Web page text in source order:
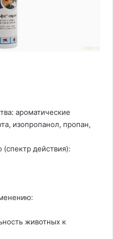
ароматические
изопропанол, пропан,
действия):
животных к